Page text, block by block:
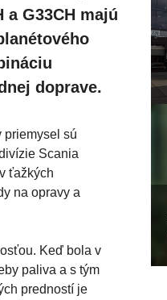
G33CH majú
doprave.
priemysel sú
Scania
ťažkých
na opravy a
Keď bola v
paliva a s tým
predností je